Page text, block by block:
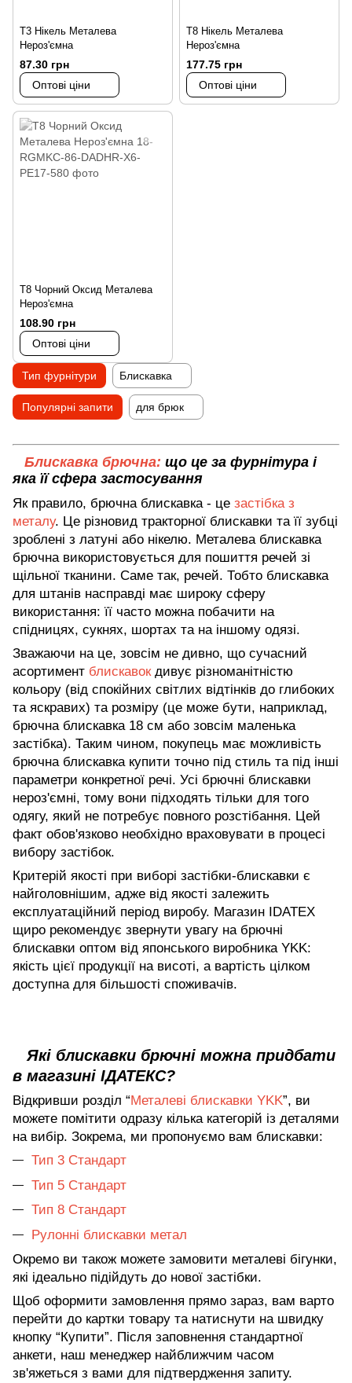
Т3 Нікель Металева
Нероз'ємна
87.30 грн
Оптові ціни
Т8 Нікель Металева
Нероз'ємна
177.75 грн
Оптові ціни
Т8 Чорний Оксид Металева
Нероз'ємна
108.90 грн
Оптові ціни
Блискавка брючна: що це за фурнітура і
яка її сфера застосування
Як правило, брючна блискавка - це застібка з
металу. Це різновид тракторної блискавки та її зубці
зроблені з латуні або нікелю. Металева блискавка
брючна використовується для пошиття речей зі
щільної тканини. Саме так, речей. Тобто блискавка
для штанів насправді має широку сферу
використання: її часто можна побачити на
спідницях, сукнях, шортах та на іншому одязі.
Зважаючи на це, зовсім не дивно, що сучасний
асортимент блискавокдивує різноманітністю
кольору (від спокійних світлих відтінків до глибоких
та яскравих) та розміру (це може бути, наприклад,
брючна блискавка 18 см або зовсім маленька
застібка). Таким чином, покупець має можливість
брючна блискавка купити точно під стиль та під інші
параметри конкретної речі. Усі брючні блискавки
нероз'ємні, тому вони підходять тільки для того
одягу, який не потребує повного розстібання. Цей
факт обов'язково необхідно враховувати в процесі
вибору застібок.
Критерій якості при виборі застібки-блискавки є
найголовнішим, адже від якості залежить
експлуатаційний період виробу. Магазин IDATEX
щиро рекомендує звернути увагу на брючні
блискавки оптом від японського виробника YKK:
якість цієї продукції на висоті, а вартість цілком
доступна для більшості споживачів.
Які блискавки брючні можна придбати
в магазині ІДАТЕКС?
Відкривши розділ “Металеві блискавки YKK”, ви
можете помітити одразу кілька категорій із деталями
на вибір. Зокрема, ми пропонуємо вам блискавки:
Тип 3 Стандарт
Тип 5 Стандарт
Тип 8 Стандарт
Рулонні блискавки метал
Окремо ви також можете замовити металеві бігунки,
які ідеально підійдуть до нової застібки.
Щоб оформити замовлення прямо зараз, вам варто
перейти до картки товару та натиснути на швидку
кнопку “Купити”. Після заповнення стандартної
анкети, наш менеджер найближчим часом
зв'яжеться з вами для підтвердження запиту.
Тип фурнітури Блискавка
Популярні запити для брюк